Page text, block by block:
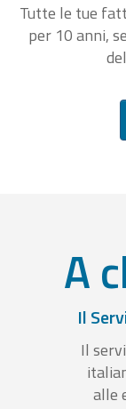
Tutte le tue
per 10 anni,
A
Il
Il
alle